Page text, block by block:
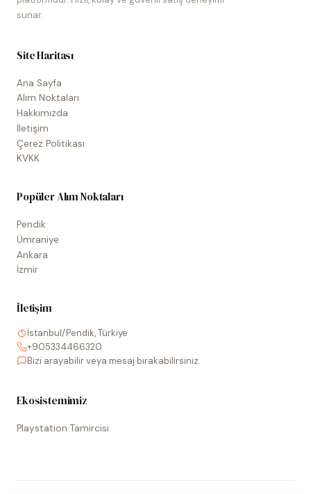
sunar.
Site Haritası
Ana Sayfa
Alım Noktaları
Hakkımızda
İletişim
Çerez Politikası
KVKK
Popüler Alım Noktaları
Pendik
Ümraniye
Ankara
İzmir
İletişim
İstanbul/Pendik, Türkiye
+905334466320
Bizi arayabilir veya mesaj bırakabilirsiniz.
Ekosistemimiz
Playstation Tamircisi